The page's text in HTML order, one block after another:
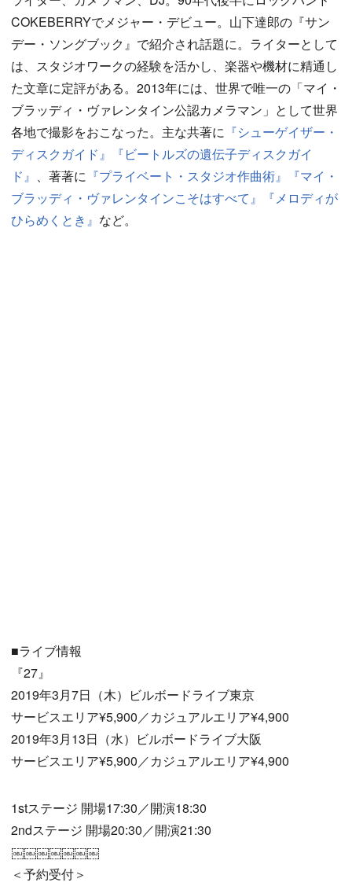
COKEBERRYでメジャー・デビュー。山下達郎の『サン
デー・ソングブック』で紹介され話題に。ライターとして
は、スタジオワークの経験を活かし、楽器や機材に精通し
た文章に定評がある。2013年には、世界で唯一の「マイ・
ブラッディ・ヴァレンタイン公認カメラマン」として世界
各地で撮影をおこなった。主な共著に 『シューゲイザー・
ディスクガイド』
『ビートルズの遺伝子ディスクガイ
ド』 、著著に 『プライベート・スタジオ作曲術』
『マイ・
ブラッディ・ヴァレンタインこそはすべて』
『メロディが
ひらめくとき』 など。
■ライブ情報
『27』
2019年3月7日（木）ビルボードライブ東京
サービスエリア¥5,900／カジュアルエリア¥4,900
2019年3月13日（水）ビルボードライブ大阪
サービスエリア¥5,900／カジュアルエリア¥4,900
1stステージ 開場17:30／開演18:30
2ndステージ 開場20:30／開演21:30
￼￼￼￼￼￼￼
＜予約受付＞